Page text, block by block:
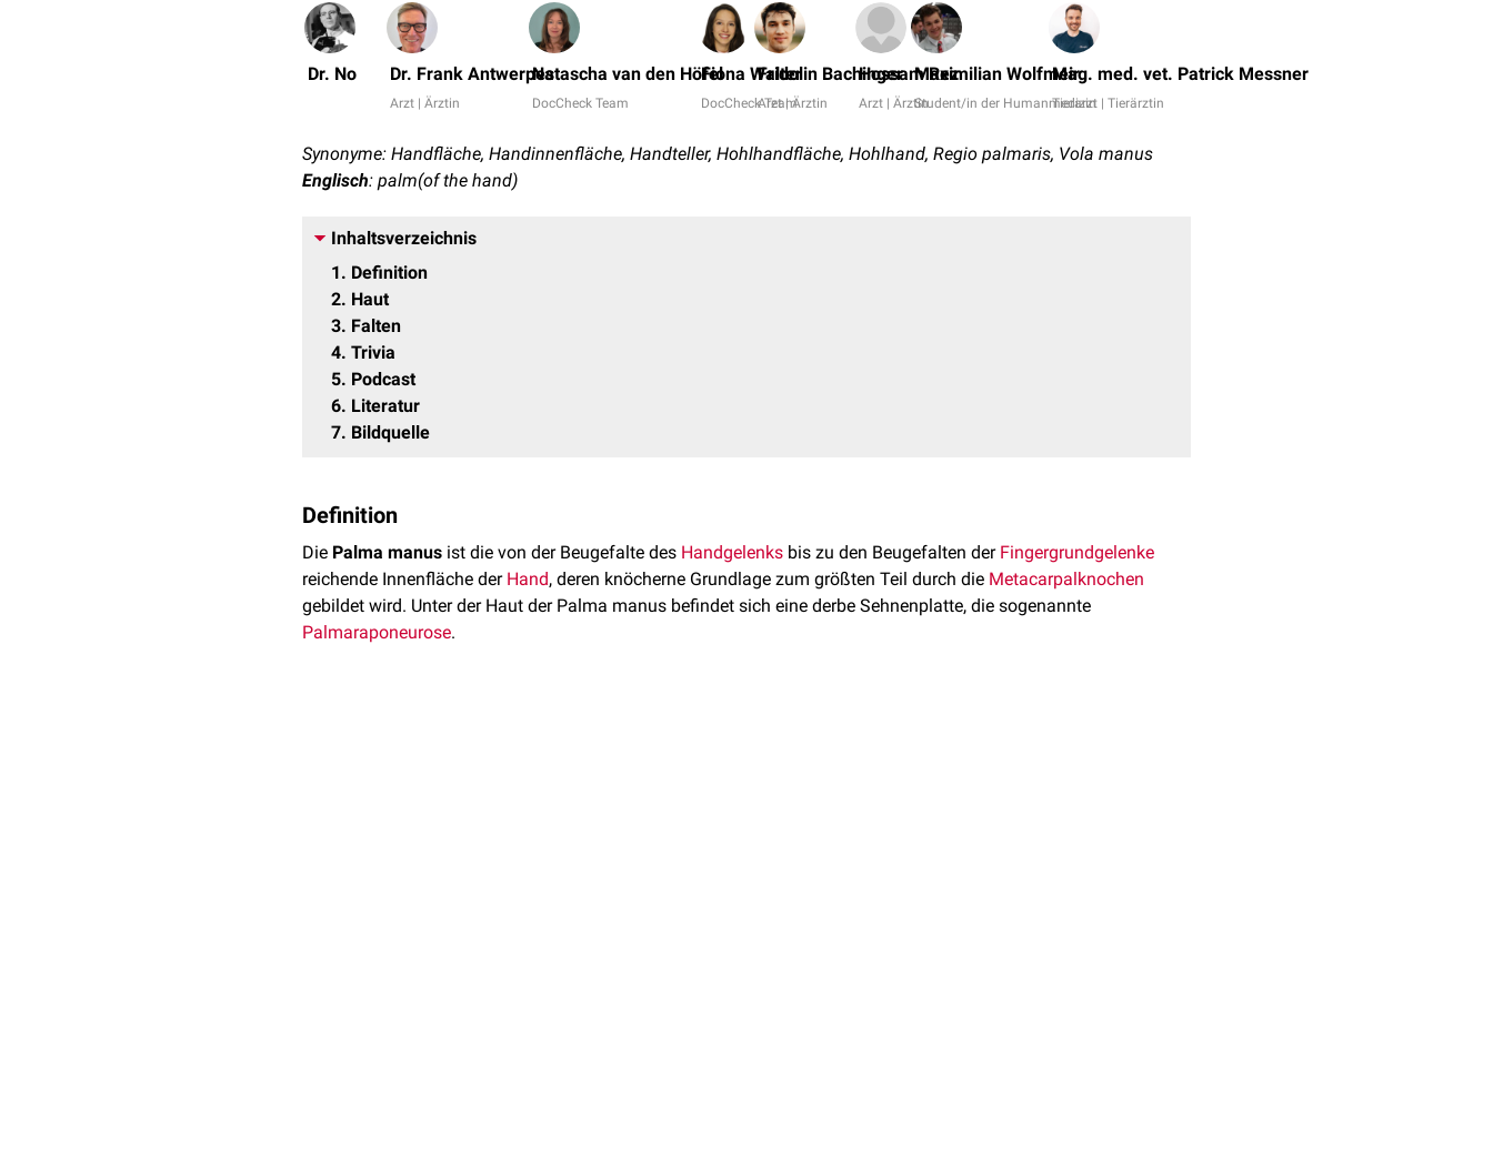
Dr. No Dr. Frank Antwerpes
Arzt | Ärztin
Natascha van den Höfel
DocCheck Team
Fiona Walter
DocCheck Team
Fridolin Bachinger
Arzt | Ärztin
Hossam Rez
Arzt | Ärztin
Maximilian Wolfmeir
Student/in der Humanmedizin
Mag. med. vet. Patrick Messner
Tierarzt | Tierärztin
Synonyme: Handfläche, Handinnenfläche, Handteller, Hohlhandfläche, Hohlhand, Regio palmaris, Vola manus
Englisch: palm(of the hand)
Inhaltsverzeichnis
1
Definition
2 Haut
3 Falten
4 Trivia
5 Podcast
6 Literatur
7 Bildquelle
Definition
Die Palma manus ist die von der Beugefalte des Handgelenks bis zu den Beugefalten der Fingergrundgelenke
reichende Innenfläche der Hand, deren knöcherne Grundlage zum größten Teil durch die Metacarpalknochen
gebildet wird. Unter der Haut der Palma manus befindet sich eine derbe Sehnenplatte, die sogenannte
Palmaraponeurose.